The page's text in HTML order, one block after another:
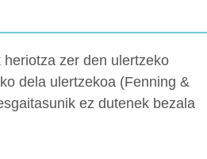
zer den ulertzeko
dela ulertzekoa (Fenning &
ez dutenek bezala